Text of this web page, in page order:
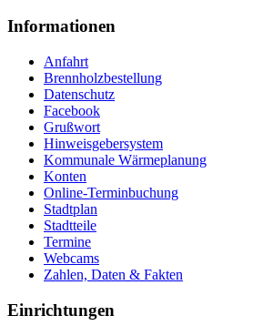
Informationen
Anfahrt
Brennholzbestellung
Datenschutz
Facebook
Grußwort
Hinweisgebersystem
Kommunale Wärmeplanung
Konten
Online-Terminbuchung
Stadtplan
Stadtteile
Termine
Webcams
Zahlen, Daten & Fakten
Einrichtungen